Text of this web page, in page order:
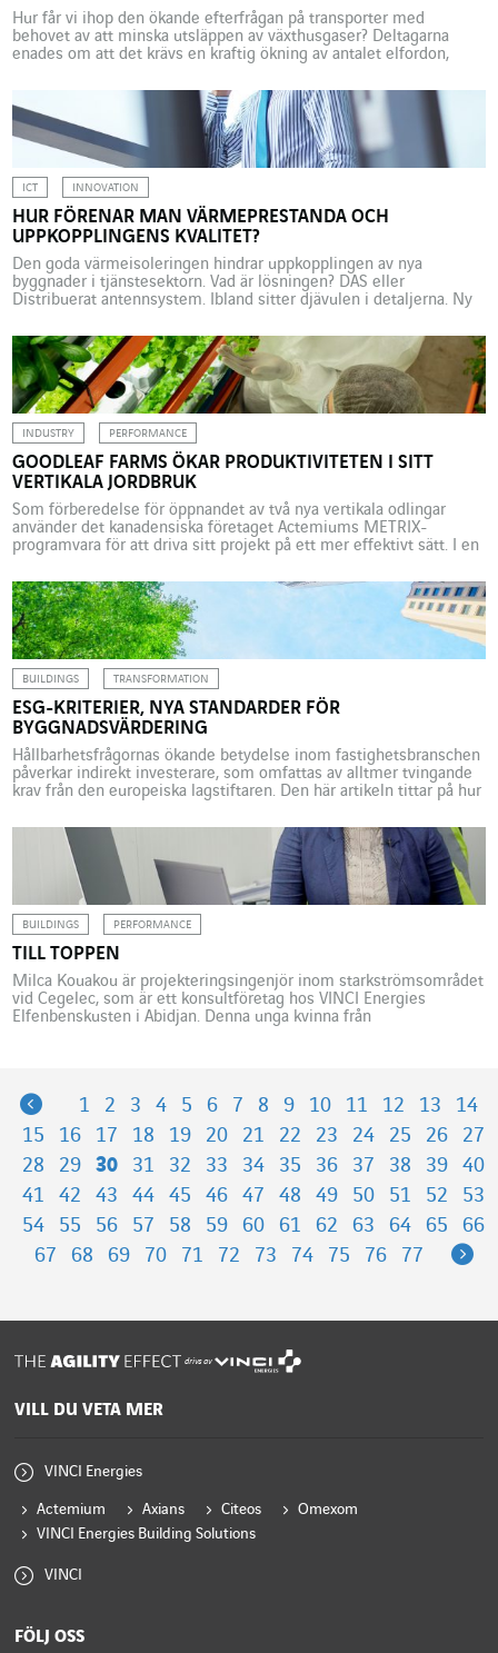
Hur får vi ihop den ökande efterfrågan på transporter med
behovet av att minska utsläppen av växthusgaser? Deltagarna
enades om att det krävs en kraftig ökning av antalet elfordon,
flera trafikslag och samarbete mellan alla aktörer inom branschen
i den debatt som anordnades om dessa frågor i juni […]
ICT INNOVATION
HUR FÖRENAR MAN VÄRMEPRESTANDA OCH
UPPKOPPLINGENS KVALITET?
Den goda värmeisoleringen hindrar uppkopplingen av nya
byggnader i tjänstesektorn. Vad är lösningen? DAS eller
Distribuerat antennsystem. Ibland sitter djävulen i detaljerna. Ny
byggande har möjliggjort betydande miljöframsteg genom att
erbjuda maximal värmeisolering. Men dessa nya byggnader, som
tar större hänsyn till planeten, har en begränsning, […]
INDUSTRY PERFORMANCE
GOODLEAF FARMS ÖKAR PRODUKTIVITETEN I SITT
VERTIKALA JORDBRUK
Som förberedelse för öppnandet av två nya vertikala odlingar
använder det kanadensiska företaget Actemiums METRIX-
programvara för att driva sitt projekt på ett mer effektivt sätt. I en
uppvärmningen framstår det kanadensiska företaget GoodLeaf
Farms som ett exempel att följa. Med sina två odlingar i Guelph
[…]
BUILDINGS TRANSFORMATION
ESG-KRITERIER, NYA STANDARDER FÖR
BYGGNADSVÄRDERING
Hållbarhetsfrågornas ökande betydelse inom fastighetsbranschen
påverkar indirekt investerare, som omfattas av alltmer tvingande
krav från den europeiska lagstiftaren. Den här artikeln tittar på hur
detta komplexa område, analyserar situationen. Standarder för
icke-finansiell analys, vilka gör det möjligt att bedöma beaktandet
av hållbar utveckling och långsiktiga frågor […]
BUILDINGS PERFORMANCE
TILL TOPPEN
Milca Kouakou är projekteringsingenjör inom starkströmsområdet
vid Cegelec, som är ett konsultföretag hos VINCI Energies
Elfenbenskusten i Abidjan. Denna unga kvinna från
Previous
1 2 3 4 5 6 7 8 9 10 11 12 13
14
15
16 17 18 19 20 21 22 23 24 25 26
27
28
29 30 31 32 33 34 35 36 37 38 39
40
41
42 43 44 45 46 47 48 49 50 51 52
53
54
55 56 57 58 59 60 61 62 63 64 65
66
67
68 69 70 71 72 73 74 75 76 77
drivs av
VILL DU VETA MER
VINCI Energies
Actemium Axians Citeos
Omexom
VINCI Energies Building Solutions
VINCI
FÖLJ OSS